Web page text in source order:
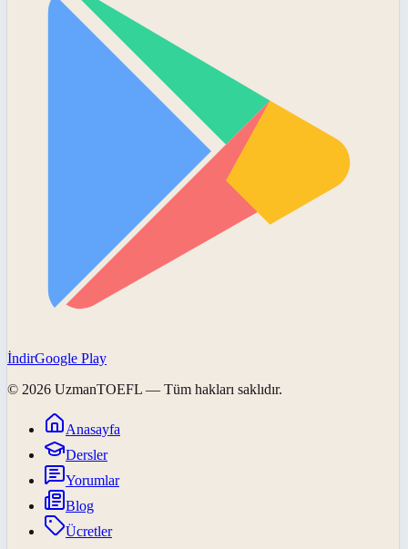
İndirGoogle Play
© 2026 UzmanTOEFL — Tüm hakları saklıdır.
Anasayfa
Dersler
Yorumlar
Blog
Ücretler